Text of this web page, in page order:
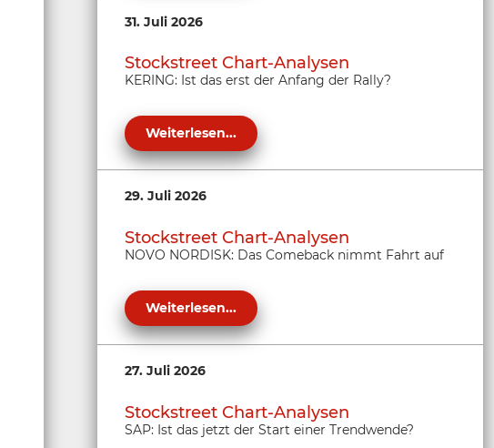
31. Juli 2026
Stockstreet Chart-Analysen
KERING: Ist das erst der Anfang der Rally?
Weiterlesen...
29. Juli 2026
Stockstreet Chart-Analysen
NOVO NORDISK: Das Comeback nimmt Fahrt auf
Weiterlesen...
27. Juli 2026
Stockstreet Chart-Analysen
SAP: Ist das jetzt der Start einer Trendwende?